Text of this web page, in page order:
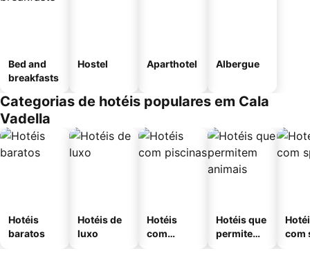
Bed and
breakfasts
Hostel Aparthotel Albergue
Categorias de hotéis populares em Cala
Vadella
Hotéis
baratos
Hotéis de
luxo
Hotéis
com
Hotéis que
permitem
com